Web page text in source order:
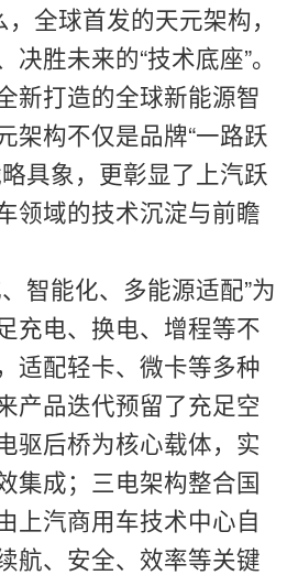
全球首发的天元架构，
胜未来的“技术底座”。
新打造的全球新能源智
架构不仅是品牌“一路跃
具象，更彰显了上汽跃
领域的技术沉淀与前瞻
智能化、多能源适配”为
充电、换电、增程等不
适配轻卡、微卡等多种
产品迭代预留了充足空
驱后桥为核心载体，实
集成；三电架构整合国
上汽商用车技术中心自
航、安全、效率等关键